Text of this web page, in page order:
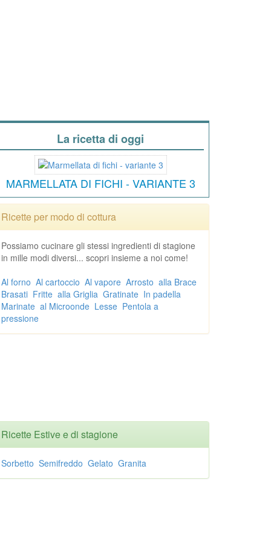
La ricetta di oggi
MARMELLATA DI FICHI - VARIANTE 3
Ricette per modo di cottura
Possiamo cucinare gli stessi ingredienti di stagione
in mille modi diversi... scopri insieme a noi come!
Al forno Al cartoccio Al vapore Arrosto alla Brace
Brasati Fritte alla Griglia Gratinate In padella
Marinate al Microonde Lesse Pentola a
pressione
Ricette Estive e di stagione
Sorbetto Semifreddo Gelato Granita